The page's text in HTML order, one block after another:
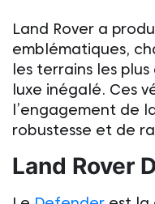
Land Rover a
emblématiques,
les terrains les
luxe inégalé. Ces
l’engagement de
robustesse et de
Land Rover